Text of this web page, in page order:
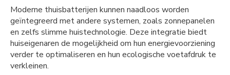
Moderne thuisbatterijen kunnen naadloos worden
geïntegreerd met andere systemen, zoals zonnepanelen
en zelfs slimme huistechnologie. Deze integratie biedt
huiseigenaren de mogelijkheid om hun energievoorziening
verder te optimaliseren en hun ecologische voetafdruk te
verkleinen.